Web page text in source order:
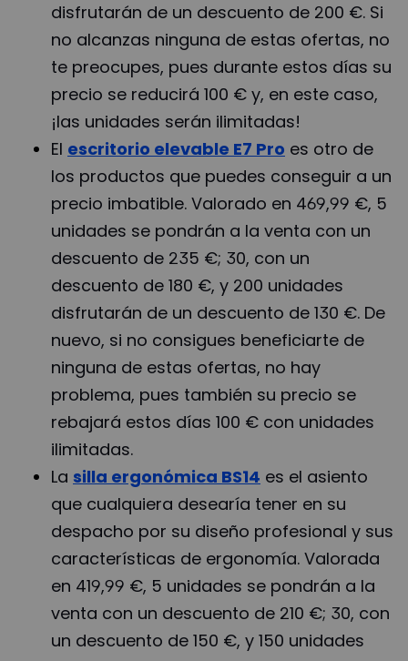
disfrutarán de un descuento de 200 €. Si
no alcanzas ninguna de estas ofertas, no
te preocupes, pues durante estos días su
precio se reducirá 100 € y, en este caso,
¡las unidades serán ilimitadas!
El escritorio elevable E7 Pro es otro de
los productos que puedes conseguir a un
precio imbatible. Valorado en 469,99 €, 5
unidades se pondrán a la venta con un
descuento de 235 €; 30, con un
descuento de 180 €, y 200 unidades
disfrutarán de un descuento de 130 €. De
nuevo, si no consigues beneficiarte de
ninguna de estas ofertas, no hay
problema, pues también su precio se
rebajará estos días 100 € con unidades
ilimitadas.
La silla ergonómica BS14 es el asiento
que cualquiera desearía tener en su
despacho por su diseño profesional y sus
características de ergonomía. Valorada
en 419,99 €, 5 unidades se pondrán a la
venta con un descuento de 210 €; 30, con
un descuento de 150 €, y 150 unidades